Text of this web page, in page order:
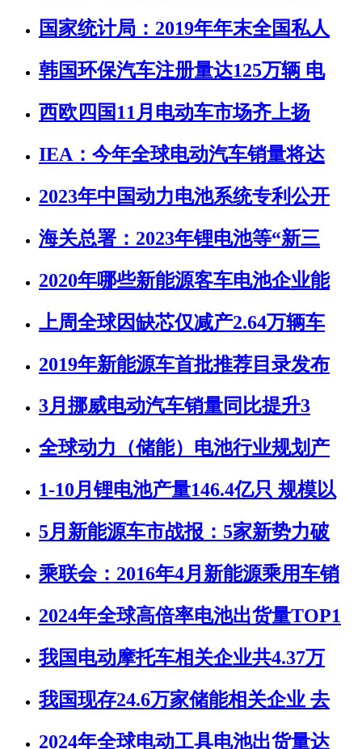
国家统计局：2019年年末全国私人
韩国环保汽车注册量达125万辆 电
西欧四国11月电动车市场齐上扬
IEA：今年全球电动汽车销量将达
2023年中国动力电池系统专利公开
海关总署：2023年锂电池等“新三
2020年哪些新能源客车电池企业能
上周全球因缺芯仅减产2.64万辆车
2019年新能源车首批推荐目录发布
3月挪威电动汽车销量同比提升3
全球动力（储能）电池行业规划产
1-10月锂电池产量146.4亿只 规模以
5月新能源车市战报：5家新势力破
乘联会：2016年4月新能源乘用车销
2024年全球高倍率电池出货量TOP1
我国电动摩托车相关企业共4.37万
我国现存24.6万家储能相关企业 去
2024年全球电动工具电池出货量达